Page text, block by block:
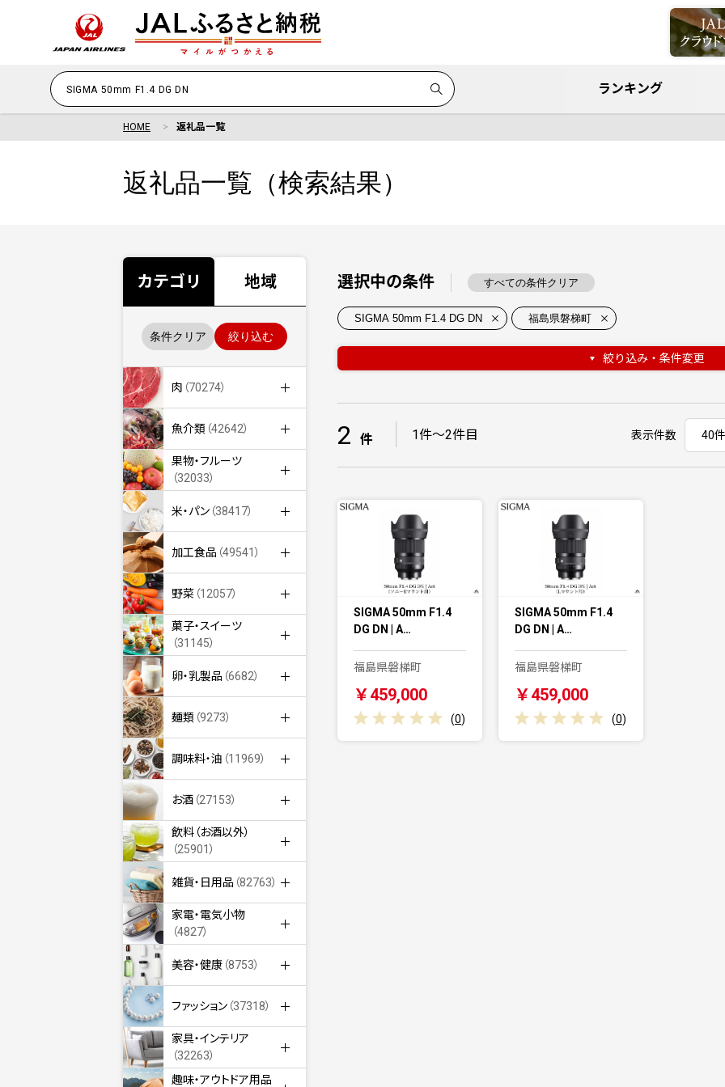
ランキング
HOME 返礼品一覧
返礼品一覧（検索結果）
カテゴリ 地域
条件クリア 絞り込む
肉 （70274）
魚介類 （42642）
果物・フルーツ
（32033）
米・パン （38417）
加工食品 （49541）
野菜 （12057）
菓子・スイーツ
（31145）
卵・乳製品 （6682）
麺類 （9273）
調味料・油 （11969）
お酒 （27153）
飲料（お酒以外）
（25901）
雑貨・日用品 （82763）
家電・電気小物
（4827）
美容・健康 （8753）
ファッション （37318）
家具・インテリア
（32263）
趣味・アウトドア用品
選択中の条件 すべての条件クリア
SIGMA 50mm F1.4 DG DN 福島県磐梯町
絞り込み・条件変更
2 件 1件〜2件目 表示件数
SIGMA 50mm F1.4
DG DN | A…
福島県磐梯町
￥459,000
(0)
SIGMA 50mm F1.4
DG DN | A…
福島県磐梯町
￥459,000
(0)